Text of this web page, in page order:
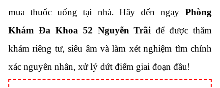
mua thuốc uống tại nhà. Hãy đến ngayPhòng
Khám Đa Khoa 52 Nguyễn Trãi để được thăm
khám riêng tư, siêu âm và làm xét nghiệm tìm chính
xác nguyên nhân, xử lý dứt điểm giai đoạn đầu!